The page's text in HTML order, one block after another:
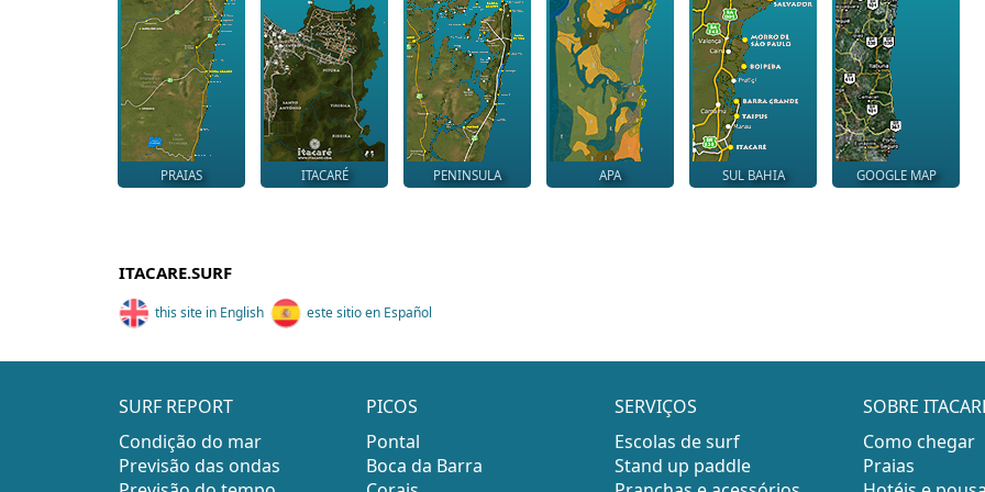
PRAIAS ITACARÉ PENINSULA APA SUL BAHIA GOOGLE MAP
ITACARE.SURF
this site in English este sitio en Español
SURF REPORT
Condição do mar
Previsão das ondas
PICOS
Pontal
Boca da Barra
SERVIÇOS
Escolas de surf
Stand up paddle
SOBRE
Como chegar
Praias